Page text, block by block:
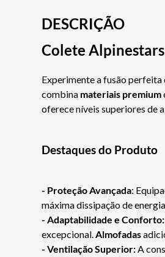
DESCRIÇÃO
Colete
Experimente a fusão perfeita
combina materiais premium
oferece níveis superiores de
Destaques do Produto
- Proteção Avançada:
máxima dissipação de
- Adaptabilidade e Conforto:
excepcional.Almofadas
- Ventilação Superior:A